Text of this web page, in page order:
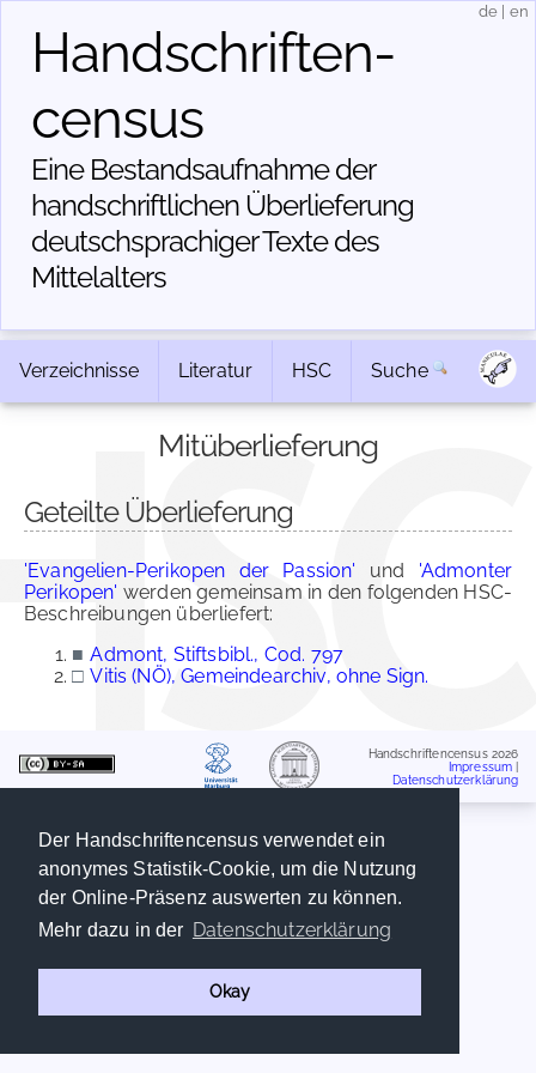
Der Handschriftencensus verwendet ein
anonymes Statistik-Cookie, um die Nutzung
der Online-Präsenz auswerten zu können.
Mehr dazu in der Datenschutzerklärung
Okay
Handschriften­
census
Eine Bestandsaufnahme der
handschriftlichen Über­lieferung
deutschsprachiger Texte des
Mittelalters
de en
Verzeichnisse Literatur HSC Suche
Mitüberlieferung
Geteilte Überlieferung
'Evangelien-Perikopen der Passion' und 'Admonter
Perikopen' werden gemeinsam in den folgenden HSC-
Beschreibungen überliefert:
■ Admont, Stiftsbibl., Cod. 797
□ Vitis (NÖ), Gemeindearchiv, ohne Sign.
Handschriftencensus 2026
Impressum
Datenschutzerklärung